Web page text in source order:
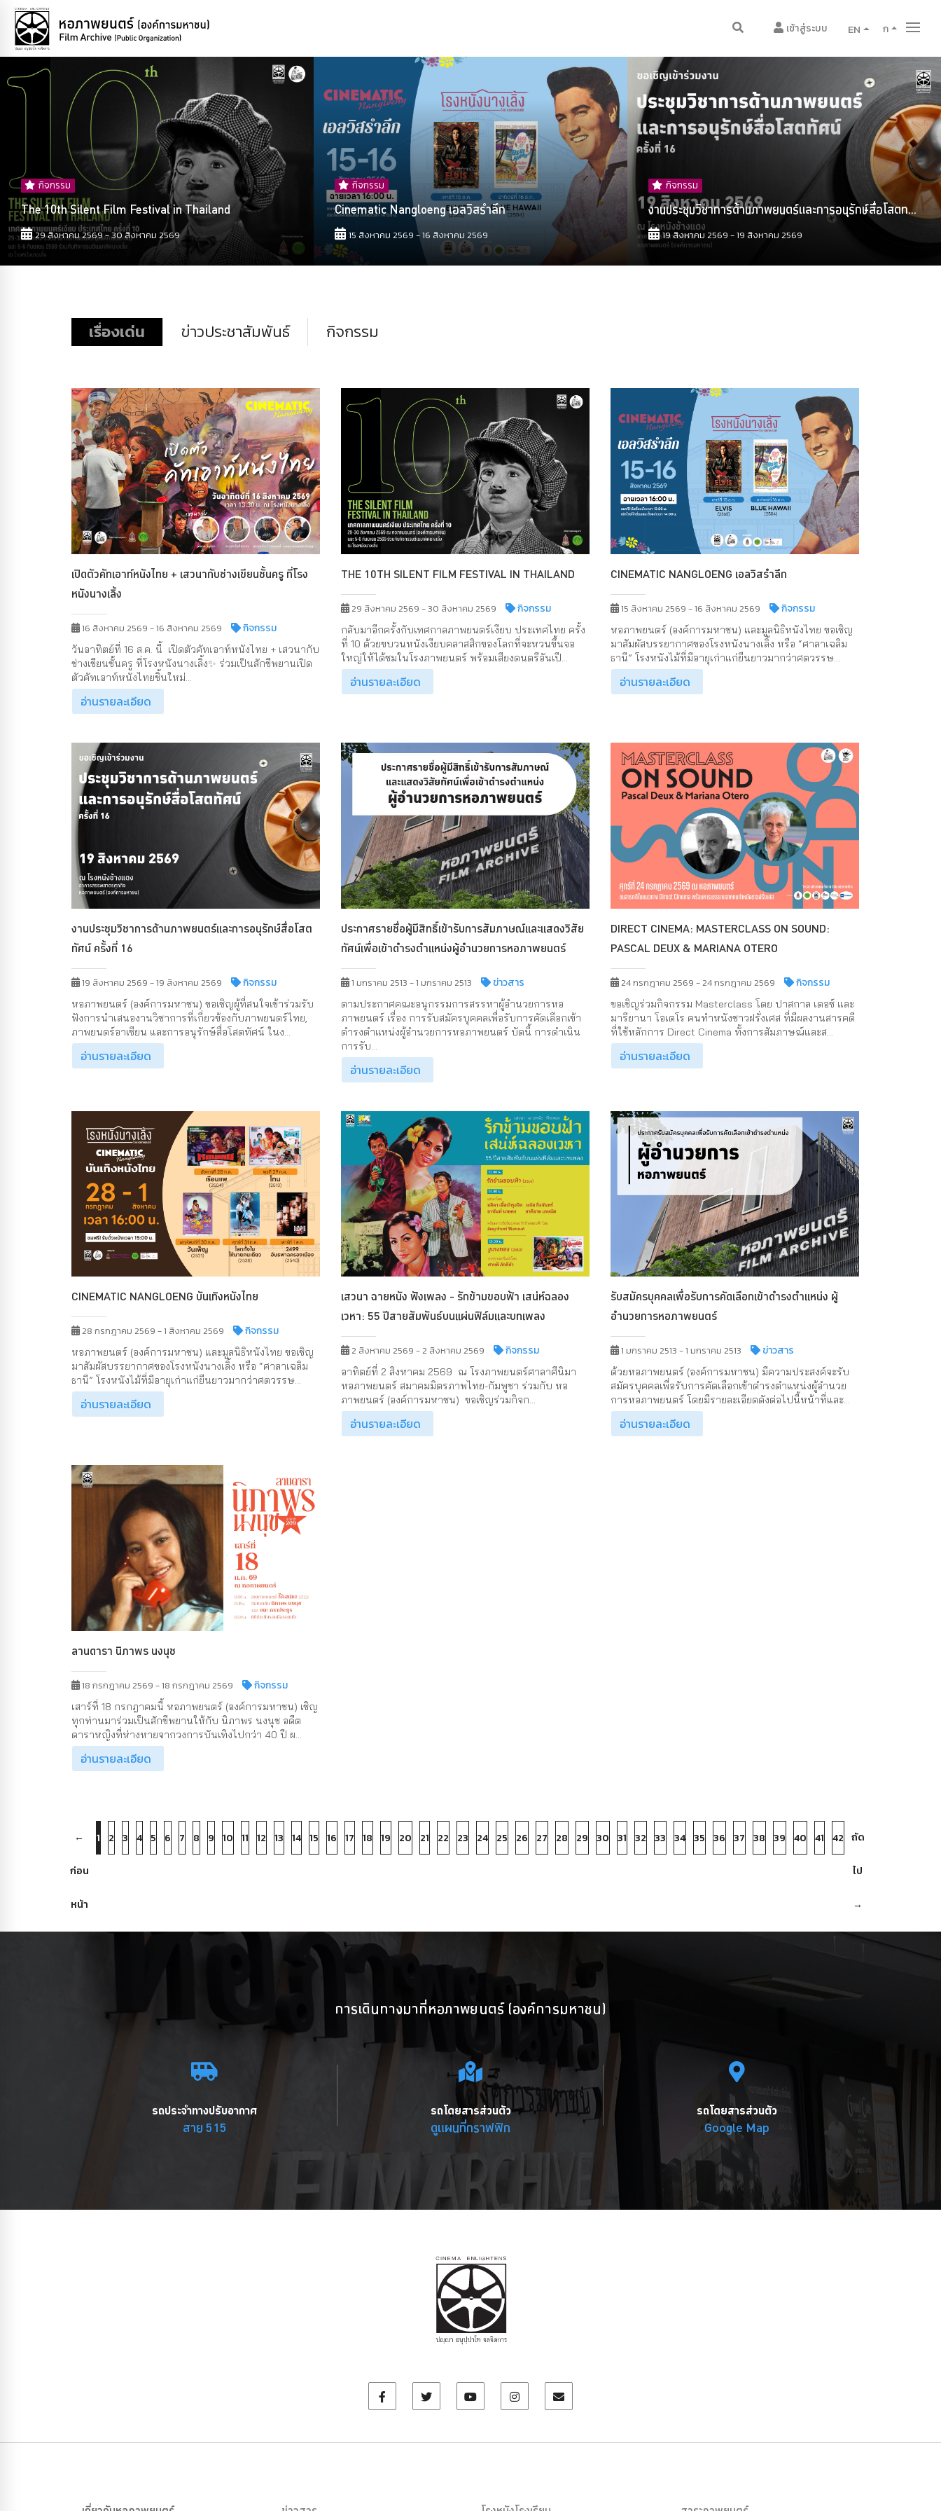
เข้าสู่ระบบ EN ก
กิจกรรม
The 10th Silent Film Festival in Thailand
29 สิงหาคม 2569 - 30 สิงหาคม 2569
กิจกรรม
Cinematic Nangloeng เอลวิสรำลึก
15 สิงหาคม 2569 - 16 สิงหาคม 2569
กิจกรรม
งานประชุมวิชาการด้านภาพยนตร์และการอนุรักษ์สื่อโสตท...
19 สิงหาคม 2569 - 19 สิงหาคม 2569
เรื่องเด่น ข่าวประชาสัมพันธ์ กิจกรรม
เปิดตัวคัทเอาท์หนังไทย + เสวนากับช่างเขียนชั้นครู ที่โรง
หนังนางเลิ้ง
16 สิงหาคม 2569 - 16 สิงหาคม 2569 กิจกรรม
วันอาทิตย์ที่ 16 ส.ค. นี้ เปิดตัวคัทเอาท์หนังไทย + เสวนากับ
ช่างเขียนชั้นครู ที่โรงหนังนางเลิ้ง✨ ร่วมเป็นสักขีพยานเปิด
ตัวคัทเอาท์หนังไทยชิ้นใหม่...
อ่านรายละเอียด
THE 10TH SILENT FILM FESTIVAL IN THAILAND
29 สิงหาคม 2569 - 30 สิงหาคม 2569 กิจกรรม
กลับมาอีกครั้งกับเทศกาลภาพยนตร์เงียบ ประเทศไทย ครั้ง
ที่ 10 ด้วยขบวนหนังเงียบคลาสสิกของโลกที่จะหวนขึ้นจอ
ใหญ่ให้ได้ชมในโรงภาพยนตร์ พร้อมเสียงดนตรีอันเปี...
อ่านรายละเอียด
CINEMATIC NANGLOENG เอลวิสรำลึก
15 สิงหาคม 2569 - 16 สิงหาคม 2569 กิจกรรม
หอภาพยนตร์ (องค์การมหาชน) และมูลนิธิหนังไทย ขอเชิญ
มาสัมผัสบรรยากาศของโรงหนังนางเลิ้ง หรือ “ศาลาเฉลิม
ธานี” โรงหนังไม้ที่มีอายุเก่าแก่ยืนยาวมากว่าศตวรรษ...
อ่านรายละเอียด
งานประชุมวิชาการด้านภาพยนตร์และการอนุรักษ์สื่อโสต
ทัศน์ ครั้งที่ 16
19 สิงหาคม 2569 - 19 สิงหาคม 2569 กิจกรรม
หอภาพยนตร์ (องค์การมหาชน) ขอเชิญผู้ที่สนใจเข้าร่วมรับ
ฟังการนำเสนองานวิชาการที่เกี่ยวข้องกับภาพยนตร์ไทย,
ภาพยนตร์อาเซียน และการอนุรักษ์สื่อโสตทัศน์ ในง...
อ่านรายละเอียด
ประกาศรายชื่อผู้มีสิทธิ์เข้ารับการสัมภาษณ์และแสดงวิสัย
ทัศน์เพื่อเข้าดำรงตำแหน่งผู้อำนวยการหอภาพยนตร์
1 มกราคม 2513 - 1 มกราคม 2513 ข่าวสาร
ตามประกาศคณะอนุกรรมการสรรหาผู้อำนวยการหอ
ภาพยนตร์ เรื่อง การรับสมัครบุคคลเพื่อรับการคัดเลือกเข้า
ดำรงตำแหน่งผู้อำนวยการหอภาพยนตร์ บัดนี้ การดำเนิน
การรับ...
อ่านรายละเอียด
DIRECT CINEMA: MASTERCLASS ON SOUND:
PASCAL DEUX & MARIANA OTERO
24 กรกฎาคม 2569 - 24 กรกฎาคม 2569 กิจกรรม
ขอเชิญร่วมกิจกรรม Masterclass โดย ปาสกาล เดอซ์ และ
มารียานา โอเตโร คนทำหนังชาวฝรั่งเศส ที่มีผลงานสารคดี
ที่ใช้หลักการ Direct Cinema ทั้งการสัมภาษณ์และส...
อ่านรายละเอียด
CINEMATIC NANGLOENG บันเทิงหนังไทย
28 กรกฎาคม 2569 - 1 สิงหาคม 2569 กิจกรรม
หอภาพยนตร์ (องค์การมหาชน) และมูลนิธิหนังไทย ขอเชิญ
มาสัมผัสบรรยากาศของโรงหนังนางเลิ้ง หรือ “ศาลาเฉลิม
ธานี” โรงหนังไม้ที่มีอายุเก่าแก่ยืนยาวมากว่าศตวรรษ...
อ่านรายละเอียด
เสวนา ฉายหนัง ฟังเพลง - รักข้ามขอบฟ้า เสน่ห์ฉลอง
เวหา: 55 ปีสายสัมพันธ์บนแผ่นฟิล์มและบทเพลง
2 สิงหาคม 2569 - 2 สิงหาคม 2569 กิจกรรม
อาทิตย์ที่ 2 สิงหาคม 2569 ณ โรงภาพยนตร์ศาลาศีนิมา
หอภาพยนตร์ สมาคมมิตรภาพไทย-กัมพูชา ร่วมกับ หอ
ภาพยนตร์ (องค์การมหาชน) ขอเชิญร่วมกิจก...
อ่านรายละเอียด
รับสมัครบุคคลเพื่อรับการคัดเลือกเข้าดำรงตำแหน่ง ผู้
อำนวยการหอภาพยนตร์
1 มกราคม 2513 - 1 มกราคม 2513 ข่าวสาร
ด้วยหอภาพยนตร์ (องค์การมหาชน) มีความประสงค์จะรับ
สมัครบุคคลเพื่อรับการคัดเลือกเข้าดำรงตำแหน่งผู้อำนวย
การหอภาพยนตร์ โดยมีรายละเอียดดังต่อไปนี้หน้าที่และ...
อ่านรายละเอียด
ลานดารา นิภาพร นงนุช
18 กรกฎาคม 2569 - 18 กรกฎาคม 2569 กิจกรรม
เสาร์ที่ 18 กรกฎาคมนี้ หอภาพยนตร์ (องค์การมหาชน) เชิญ
ทุกท่านมาร่วมเป็นสักขีพยานให้กับ นิภาพร นงนุช อดีต
ดาราหญิงที่ห่างหายจากวงการบันเทิงไปกว่า 40 ปี ผ...
อ่านรายละเอียด
←
ก่อน
หน้า
1 2 3 4 5 6 7 8 9 10 11 12 13 14 15 16 17 18 19 20 21 22 23 24 25 26 27 28 29 30 31 32 33 34 35 36 37 38 39 40 41 42 ถัด
ไป
→
การเดินทางมาที่หอภาพยนตร์ (องค์การมหาชน)
รถประจำทางปรับอากาศ
สาย 515
รถโดยสารส่วนตัว
ดูแผนที่กราฟฟิก
รถโดยสารส่วนตัว
Google Map